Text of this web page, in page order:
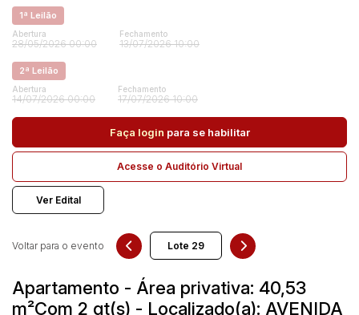
R$
1ª Leilão
Abertura
28/05/2026 00:00
Fechamento
13/07/2026 10:00
2ª Leilão
Abertura
14/07/2026 00:00
Fechamento
17/07/2026 10:00
Faça login para se habilitar
Acesse o Auditório Virtual
Ver Edital
Apartamento - Área privativa: 40,53
m²Com 2 qt(s) - Localizado(a): AVENIDA
Voltar para o evento